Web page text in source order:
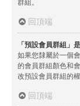
群組。
回頂端
「預設會員群組」
如果您隸屬於一個
的會員群組顏色和
改預設會員群組的權
回頂端